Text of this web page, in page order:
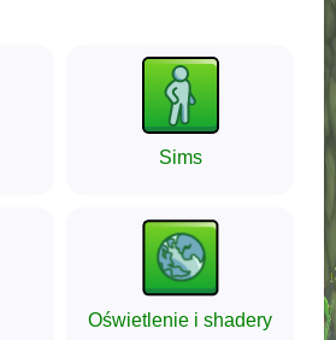
Sims
Oświetlenie i shadery